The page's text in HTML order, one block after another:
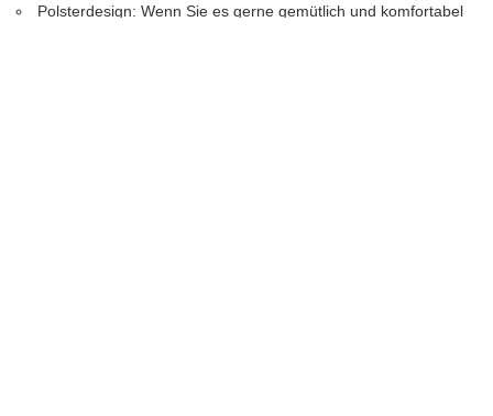
Polsterdesign: Wenn Sie es gerne gemütlich und komfortabel